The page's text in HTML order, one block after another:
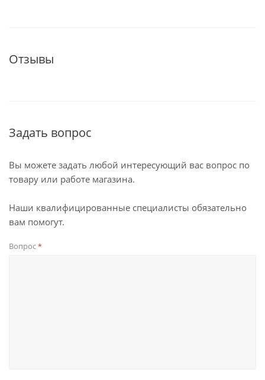
Отзывы
Задать вопрос
Вы можете задать любой интересующий вас вопрос по
товару или работе магазина.
Наши квалифицированные специалисты обязательно
вам помогут.
Вопрос*